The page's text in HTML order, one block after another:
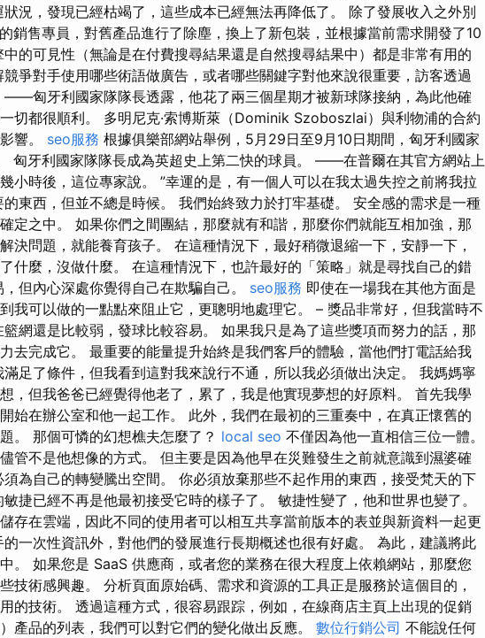
況，發現已經枯竭了，這些成本已經無法再降低了。 除了發展收入之外別
銷售專員，對舊產品進行了除塵，換上了新包裝，並根據當前需求開發了10
的可見性（無論是在付費搜尋結果還是自然搜尋結果中）都是非常有用的
爭對手使用哪些術語做廣告，或者哪些關鍵字對他來說很重要，訪客透過
——匈牙利國家隊隊長透露，他花了兩三個星期才被新球隊接納，為此他確
切都很順利。 多明尼克·索博斯萊（Dominik Szoboszlai）與利物浦的合約
響。 seo服務 根據俱樂部網站舉例，5月29日至9月10日期間，匈牙利國家
匈牙利國家隊隊長成為英超史上第二快的球員。 ——在普爾在其官方網站上
小時後，這位專家說。 ”幸運的是，有一個人可以在我太過失控之前將我拉
東西，但並不總是時候。 我們始終致力於打牢基礎。 安全感的需求是一種
定之中。 如果你們之間團結，那麼就有和諧，那麼你們就能互相加強，那
決問題，就能養育孩子。 在這種情況下，最好稍微退縮一下，安靜一下，
什麼，沒做什麼。 在這種情況下，也許最好的「策略」就是尋找自己的錯
但內心深處你覺得自己在欺騙自己。 seo服務 即使在一場我在其他方面是
我可以做的一點點來阻止它，更聰明地處理它。 – 獎品非常好，但我當時不
網還是比較弱，發球比較容易。 如果我只是為了這些獎項而努力的話，那
去完成它。 最重要的能量提升始終是我們客戶的體驗，當他們打電話給我
足了條件，但我看到這對我來說行不通，所以我必須做出決定。 我媽媽寧
，但我爸爸已經覺得他老了，累了，我是他實現夢想的好原料。 首先我學
始在辦公室和他一起工作。 此外，我們在最初的三重奏中，在真正懷舊的
。 那個可憐的幻想樵夫怎麼了？ local seo 不僅因為他一直相信三位一體。
管不是他想像的方式。 但主要是因為他早在災難發生之前就意識到濕婆確
為自己的轉變騰出空間。 你必須放棄那些不起作用的東西，接受梵天的下
捷已經不再是他最初接受它時的樣子了。 敏捷性變了，他和世界也變了。
存在雲端，因此不同的使用者可以相互共享當前版本的表並與新資料一起更
一次性資訊外，對他們的發展進行長期概述也很有好處。 為此，建議將此
。 如果您是 SaaS 供應商，或者您的業務在很大程度上依賴網站，那麼您
技術感興趣。 分析頁面原始碼、需求和資源的工具正是服務於這個目的，
的技術。 透過這種方式，很容易跟踪，例如，在線商店主頁上出現的促銷
產品的列表，我們可以對它們的變化做出反應。 數位行銷公司 不能說任何